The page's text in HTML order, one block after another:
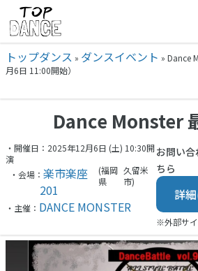
トップダンス » ダンスイベント » Dance
月6日 11:00開始）
Dance Monster
・開催日：2025年12月6日 (土) 10:30開
演
・会場：楽市楽座
201
(福岡
県
久留米
市)
・主催： DANCE MONSTER
お問い
ちら
詳
※外部サ